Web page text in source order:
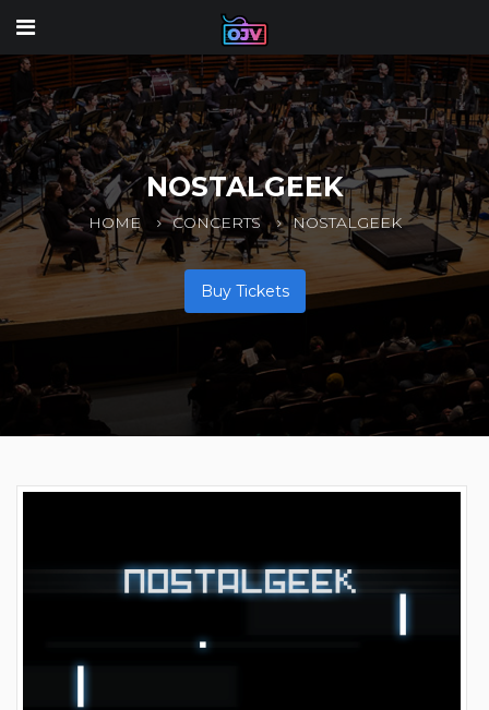
NOSTALGEEK
HOME CONCERTS NOSTALGEEK
Buy Tickets